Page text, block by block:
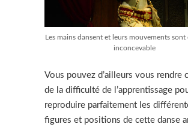
Les mains dansent et leurs mouvements sont
inconcevable
Vous pouvez d’ailleurs vous rendre
de la difficulté de l’apprentissage
reproduire parfaitement les
figures et positions de cette danse